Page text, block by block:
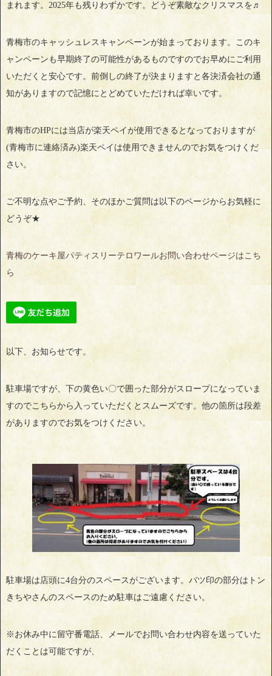
まれます。2025年も残りわずかです。どうぞ素敵なクリスマスを♬
青梅市のキャッシュレスキャンペーンが始まっております。このキ
ャンペーンも早期終了の可能性があるものですのでお早めにご利用
いただくと安心です。前倒しの終了が決まりますと各決済会社の通
知がありますので記憶にとどめていただければ幸いです。
青梅市のHPには当店が楽天ペイが使用できるとなっておりますが
(青梅市に連絡済み)楽天ペイは使用できませんのでお気をつけくだ
さい。
ご不明な点やご予約、そのほかご質問は以下のページからお気軽に
どうぞ★
青梅のケーキ屋パティスリーテロワールお問い合わせページはこち
ら
以下、お知らせです。
駐車場ですが、下の黄色い〇で囲った部分がスロープになっていま
すのでこちらから入っていただくとスムーズです。他の箇所は段差
がありますのでお気をつけください。
駐車場は店頭に4台分のスペースがございます。バツ印の部分はトン
きちやさんのスペースのため駐車はご遠慮ください。
※お休み中に留守番電話、メールでお問い合わせ内容を送っていた
だくことは可能ですが、